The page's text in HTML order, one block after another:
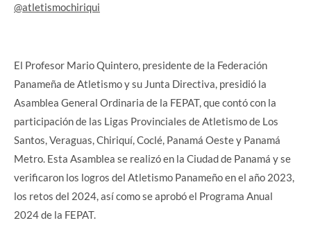
@atletismochiriqui
El Profesor Mario Quintero, presidente de la Federación
Panameña de Atletismo y su Junta Directiva, presidió la
Asamblea General Ordinaria de la FEPAT, que contó con la
participación de las Ligas Provinciales de Atletismo de Los
Santos, Veraguas, Chiriquí, Coclé, Panamá Oeste y Panamá
Metro. Esta Asamblea se realizó en la Ciudad de Panamá y se
verificaron los logros del Atletismo Panameño en el año 2023,
los retos del 2024, así como se aprobó el Programa Anual
2024 de la FEPAT.